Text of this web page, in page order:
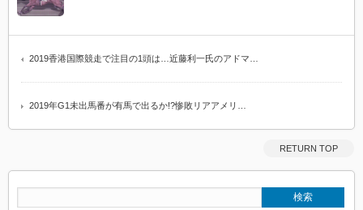
2019香港国際競走で注目の1頭は…近藤利一氏のアドマ…
2019年G1未出馬番が有馬で出るか!?惨敗リアアメリ…
RETURN TOP